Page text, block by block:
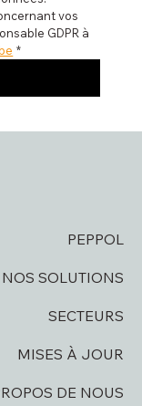
vos
GDPR à
*
PEPPOL
NOS SOLUTIONS
SECTEURS
MISES À JOUR
DE NOUS